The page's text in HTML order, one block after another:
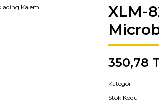
XLM-
350,78
Kategori
Stok Kodu